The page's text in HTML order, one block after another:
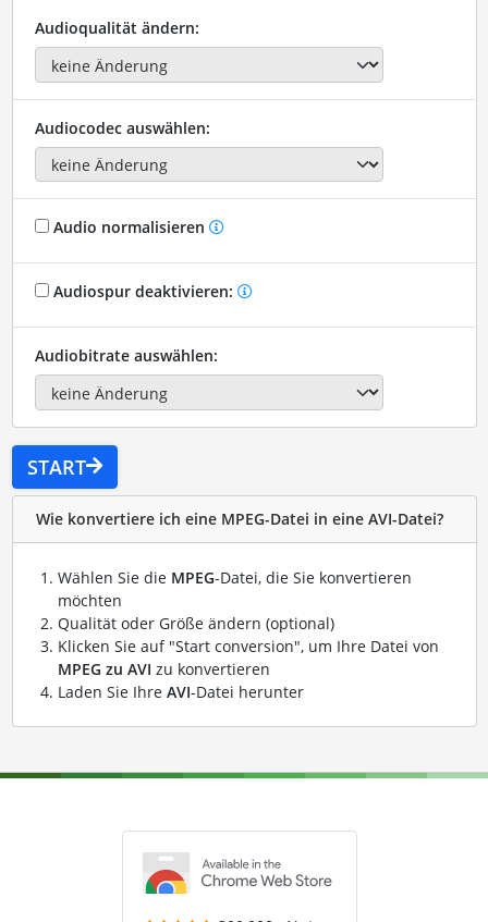
Audioqualität ändern:
Audiocodec auswählen:
Audio normalisieren
Audiospur deaktivieren:
Audiobitrate auswählen:
START
Wie konvertiere ich eine MPEG-Datei in eine AVI-Datei?
Wählen Sie die MPEG-Datei, die Sie konvertieren
möchten
Qualität oder Größe ändern (optional)
Klicken Sie auf "Start conversion", um Ihre Datei von
MPEG zu AVI zu konvertieren
Laden Sie Ihre AVI-Datei herunter